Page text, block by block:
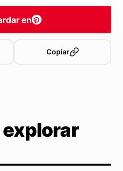
en
Copiar
explorar